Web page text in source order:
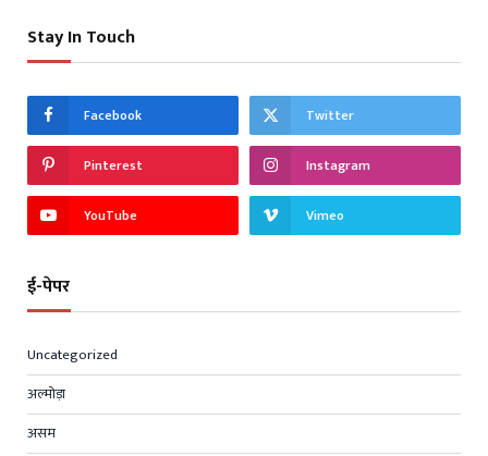
Stay In Touch
Facebook Twitter
Pinterest Instagram
YouTube Vimeo
ई-पेपर
Uncategorized
अल्मोड़ा
असम